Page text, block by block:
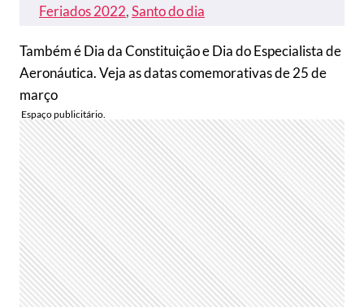
Feriados 2022, Santo do dia
Também é Dia da Constituição e Dia do Especialista de
Aeronáutica. Veja as datas comemorativas de 25 de
março